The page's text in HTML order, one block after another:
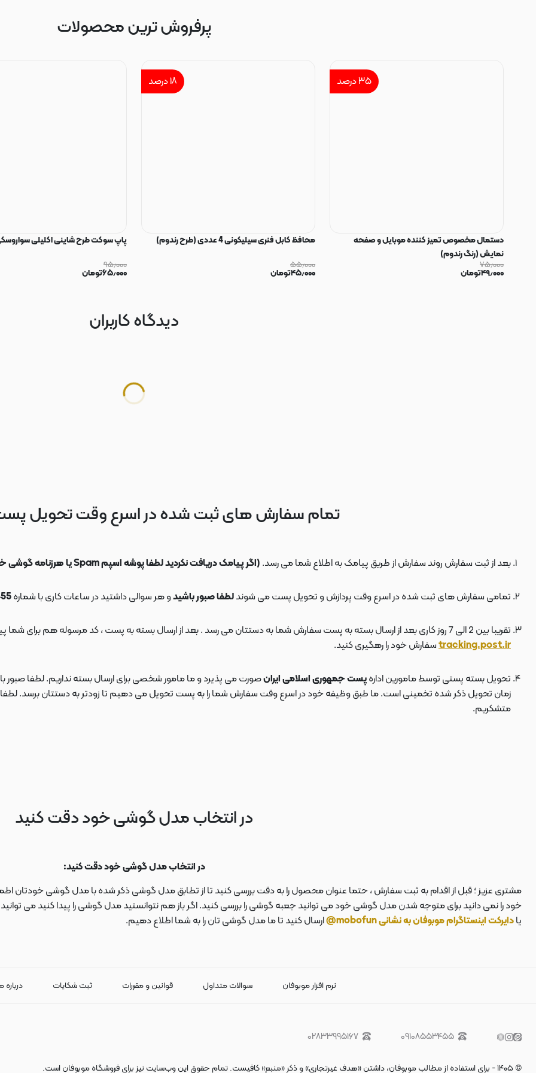
پرفروش ترین محصولات
۳۵درصد
دستمال مخصوص تمیز کننده موبایل و صفحه
نمایش (رنگ رندوم)
۷۵٫۰۰۰
۴۹٫۰۰۰تومان
۱۸درصد
محافظ کابل فنری سیلیکونی 4 عددی (طرح رندوم)
۵۵٫۰۰۰
۴۵٫۰۰۰تومان
پاپ سوکت طرح شاینی اکلیلی
۹۵٫۰۰۰
۶۵٫۰۰۰تومان
دیدگاه کاربران
تمام سفارش های ثبت شده در اسرع وقت تحویل
بعد از ثبت سفارش روند سفارش از طریق پیامک به اطلاع شما می رسد. (اگر پیامک دریافت نکردید لطفا پوشه اسپم Spam یا هرزنامه گوشی خود را چک کنید)
تمامی سفارش های ثبت شده در اسرع وقت پردازش و تحویل پست می شوندلطفا صبور باشیدو هر سوالی داشتید در ساعات کاری با شماره
تقریبا بین 2 الی 7 روز کاری بعد از ارسال بسته به پست سفارش شما به دستتان می رسد . بعد از ارسال بسته به پست ، کد مرسوله هم برای شما پیامک می شود که توسط آن می توانید در سایت پست به نشانی
tracking.post.irسفارش خود را رهگیری کنید.
تحویل بسته پستی توسط مامورین ادارهپست جمهوری اسلامی ایرانصورت می پذیرد و ما مامور شخصی برای ارسال بسته نداریم. لطفا صبور
زمان تحویل ذکر شده تخمینی است. ما طبق وظیفه خود در اسرع وقت سفارش شما را به پست تحویل می دهیم تا زودتر به دستتان برسد. لطفا در
متشکریم.
در انتخاب مدل گوشی خود دقت کنید
در انتخاب مدل گوشی خود دقت کنید:
مشتری عزیز ؛ قبل از اقدام به ثبت سفارش ، حتما عنوان محصول را به دقت بررسی کنید تا از تطابق مدل گوشی ذکر شده با مدل گوشی خودتان
خود را نمی دانید برای متوجه شدن مدل گوشی خود می توانید جعبه گوشی را بررسی کنید. اگر باز هم نتوانستید مدل گوشی را پیدا کنید می
یادایرکت اینستاگرام موبوفان به نشانی mobofun@ ارسال کنید تا ما مدل گوشی تان را به شما اطلاع دهیم.
نرم افزار موبوفان سوالات متداول قوانین و مقررات ثبت شکایات درباره
۰۹۱۰۸۵۵۳۴۵۵ ۰۲۸۳۳۹۹۵۱۶۷
©۱۴۰۵- برای استفاده از مطالب موبوفان، داشتن «هدف غیرتجاری» و ذکر «منبع» کافیست. تمام حقوق اين وب‌سايت نیز برای فروشگاه موبوفان است.